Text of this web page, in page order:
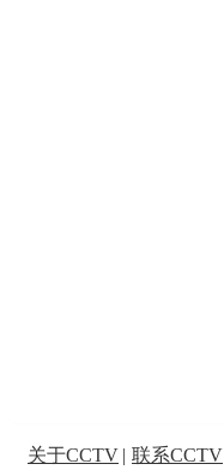
关于CCTV | 联系CCTV